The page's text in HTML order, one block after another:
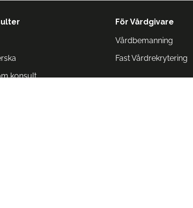
konsult
För Vårdgivare
Vårdbemanning
Fast Vårdrekrytering